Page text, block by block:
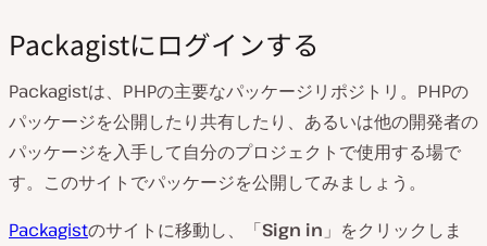
Packagistにログインする
Packagistは、PHPの主要なパッケージリポジトリ。PHPの
パッケージを公開したり共有したり、あるいは他の開発者の
パッケージを入手して自分のプロジェクトで使用する場で
す。このサイトでパッケージを公開してみましょう。
Packagistのサイトに移動し、「Sign in 」をクリックしま